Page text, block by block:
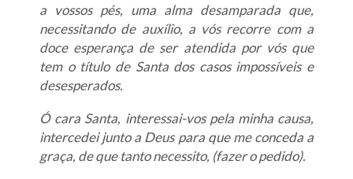
a vossos pés, uma alma desamparada que,
necessitando de auxílio, a vós recorre com a
doce esperança de ser atendida por vós que
tem o título de Santa dos casos impossíveis e
desesperados.
Ó cara Santa, interessai-vos pela minha causa,
intercedei junto a Deus para que me conceda a
graça, de que tanto necessito, (fazer o pedido).